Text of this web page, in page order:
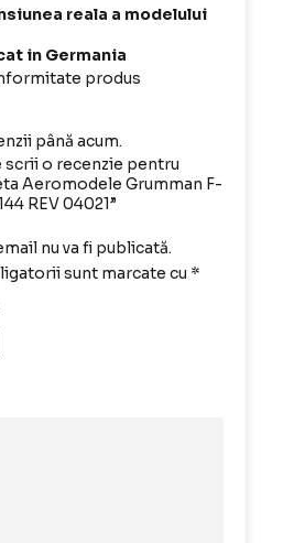
reala a modelului
in Germania
produs
până acum.
scrii o recenzie pentru
Aeromodele Grumman F-
REV 04021”
nu va fi publicată.
sunt marcate cu *